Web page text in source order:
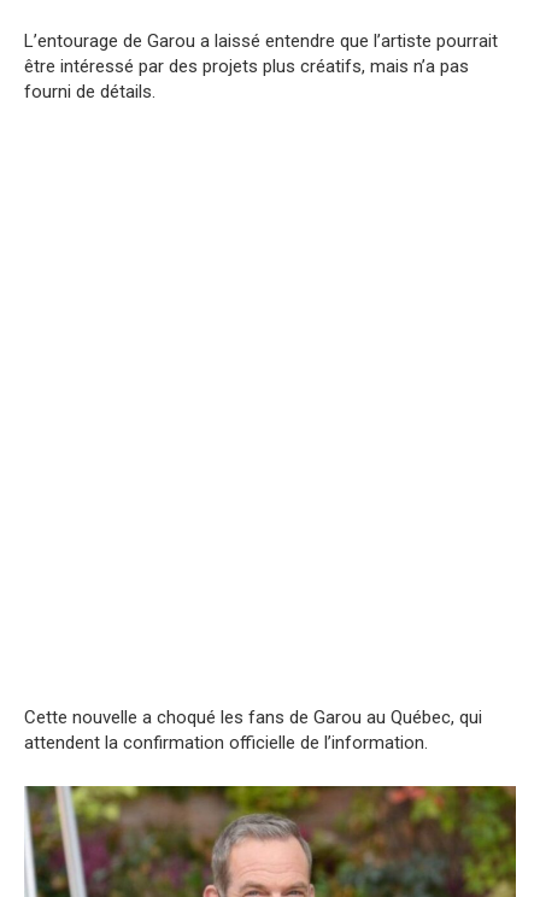
L’entourage de Garou a laissé entendre que l’artiste pourrait
être intéressé par des projets plus créatifs, mais n’a pas
fourni de détails.
Cette nouvelle a choqué les fans de Garou au Québec, qui
attendent la confirmation officielle de l’information.